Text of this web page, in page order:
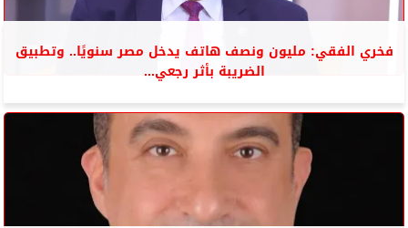
فخري الفقي: مليون ونصف هاتف يدخل مصر سنويًا.. وتطبيق
الضريبة بأثر رجعي...